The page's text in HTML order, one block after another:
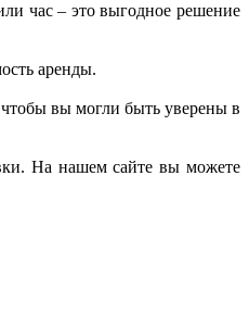
час – это выгодное решение
аренды.
чтобы вы могли быть уверены в
На нашем сайте вы можете